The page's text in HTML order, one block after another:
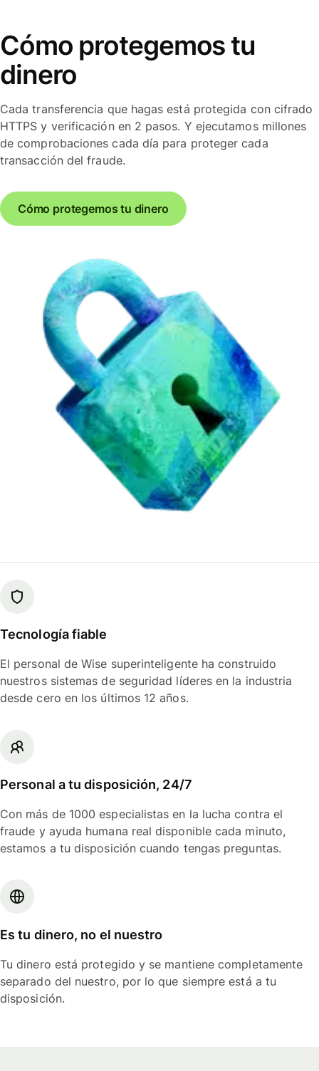
Cómo protegemos tu
dinero
Cada transferencia que hagas está protegida con cifrado
HTTPS y verificación en 2 pasos. Y ejecutamos millones
de comprobaciones cada día para proteger cada
transacción del fraude.
Cómo protegemos tu dinero
Tecnología fiable
El personal de Wise superinteligente ha construido
nuestros sistemas de seguridad líderes en la industria
desde cero en los últimos 12 años.
Personal a tu disposición, 24/7
Con más de 1000 especialistas en la lucha contra el
fraude y ayuda humana real disponible cada minuto,
estamos a tu disposición cuando tengas preguntas.
Es tu dinero, no el nuestro
Tu dinero está protegido y se mantiene completamente
separado del nuestro, por lo que siempre está a tu
disposición.